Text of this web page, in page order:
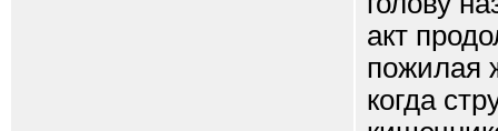
акт
пожилая
когда